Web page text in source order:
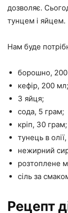
дозволяє.
тунцем і яйцем.
Нам буде
борошно,
кефір, 200 мл;
3 яйця;
сода, 5 грам;
кріп, 30 грам;
тунець в
нежирний
розтоплене
сіль за
Рецепт